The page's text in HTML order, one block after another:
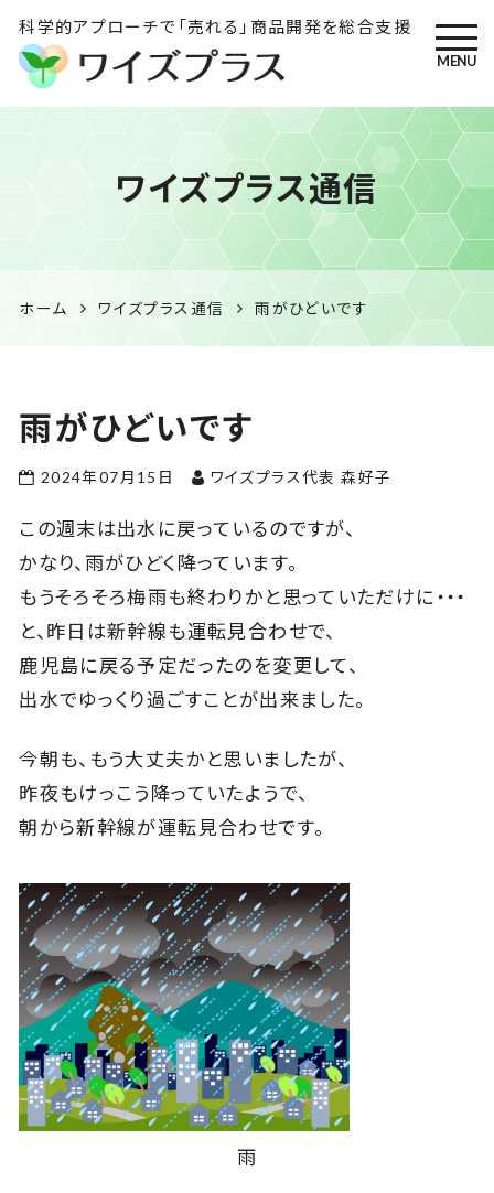
科学的アプローチで「売れる」商品開発を総合支援
ワイズプラス｜鹿児島の特産
品開発・HACCP衛生管理・食
品表示の専門コンサル
MENU
ワイズプラス通信
ホーム ワイズプラス通信 雨がひどいです
雨がひどいです
2024年07月15日 ワイズプラス代表 森好子
この週末は出水に戻っているのですが、
かなり、雨がひどく降っています。
もうそろそろ梅雨も終わりかと思っていただけに・・・
と、昨日は新幹線も運転見合わせで、
鹿児島に戻る予定だったのを変更して、
出水でゆっくり過ごすことが出来ました。
今朝も、もう大丈夫かと思いましたが、
昨夜もけっこう降っていたようで、
朝から新幹線が運転見合わせです。
雨